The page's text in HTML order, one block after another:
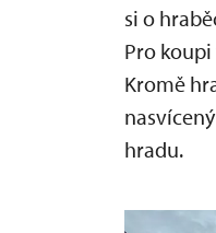
si o
Pro
Kromě
hradu.